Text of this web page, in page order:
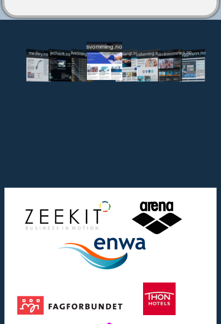
medley.no jechsoft.nolivetiming.medley.no
svomming.no
svomlangt.noutdanning.svomming.no
skolesvommen.notryggivann.no